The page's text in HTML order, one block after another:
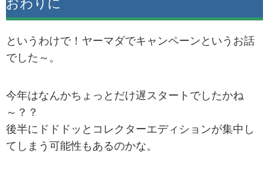
おわりに
というわけで！ヤーマダでキャンペーンというお話
でした～。
今年はなんかちょっとだけ遅スタートでしたかね
～？？
後半にドドドッとコレクターエディションが集中し
てしまう可能性もあるのかな。